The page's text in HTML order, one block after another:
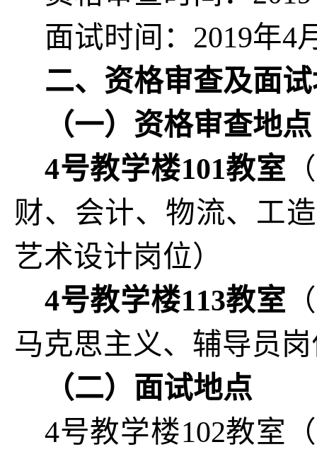
面试时间：2019年4
二、资格审查及面
（一）资格审查地点
4号教学楼101教室
财、会计、物流、工
艺术设计岗位）
4号教学楼113教室
马克思主义、辅导员
（二）面试地点
4号教学楼102教室